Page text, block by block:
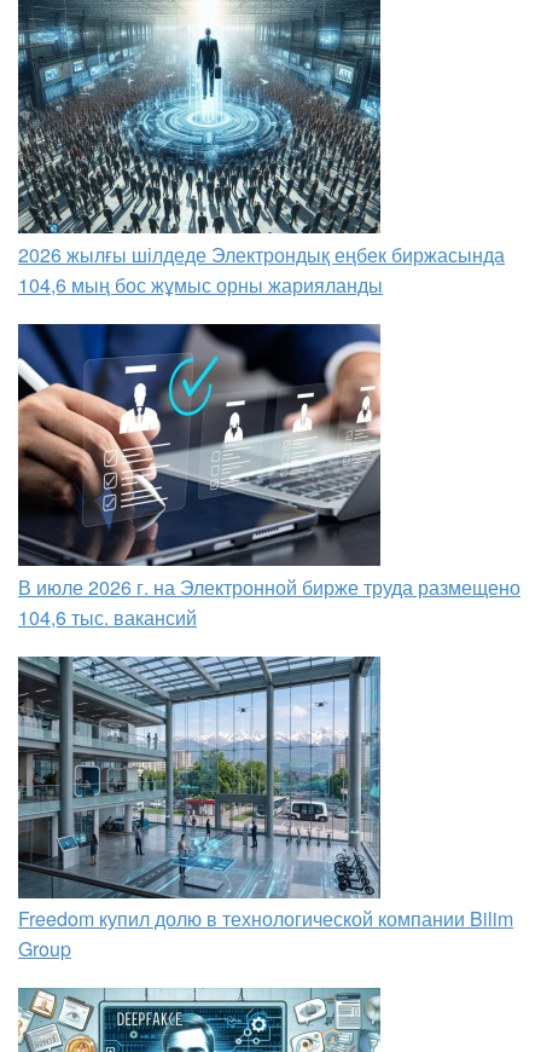
2026 жылғы шілдеде Электрондық еңбек биржасында
104,6 мың бос жұмыс орны жарияланды
В июле 2026 г. на Электронной бирже труда размещено
104,6 тыс. вакансий
Freedom купил долю в технологической компании Bilim
Group